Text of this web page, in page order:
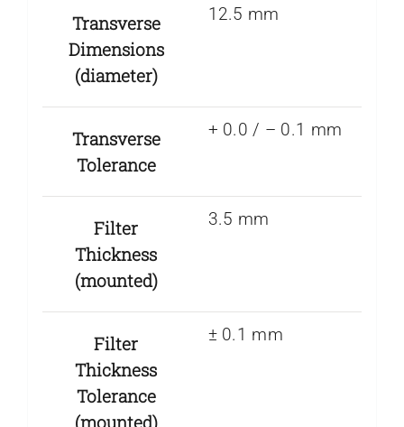
Transverse
Dimensions
(diameter)
12.5 mm
Transverse
Tolerance
+ 0.0 / – 0.1 mm
Filter
Thickness
(mounted)
3.5 mm
Filter
Thickness
Tolerance
(mounted)
± 0.1 mm